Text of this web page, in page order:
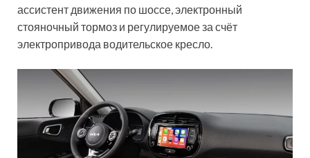
ассистент движения по шоссе, электронный
стояночный тормоз и регулируемое за счёт
электропривода водительское кресло.